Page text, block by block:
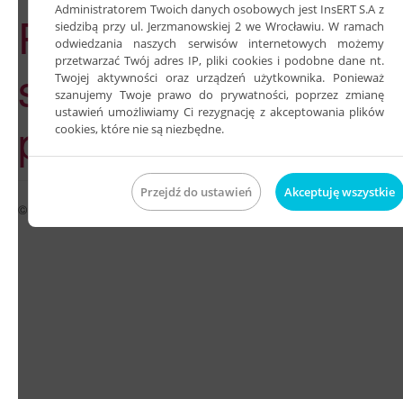
Przepraszamy,
strona w
przebudowie.
© Ksiegowa na obcasach
Administratorem Twoich danych osobowych jest InsERT S.A z
siedzibą przy ul. Jerzmanowskiej 2 we Wrocławiu. W ramach
odwiedzania naszych serwisów internetowych możemy
przetwarzać Twój adres IP, pliki cookies i podobne dane nt.
Twojej aktywności oraz urządzeń użytkownika. Ponieważ
szanujemy Twoje prawo do prywatności, poprzez zmianę
ustawień umożliwiamy Ci rezygnację z akceptowania plików
cookies, które nie są niezbędne.
Przejdź do ustawień Akceptuję wszystkie